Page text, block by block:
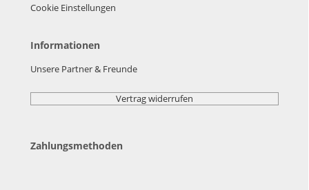
Cookie Einstellungen
Informationen
Unsere Partner & Freunde
Vertrag widerrufen
Zahlungsmethoden